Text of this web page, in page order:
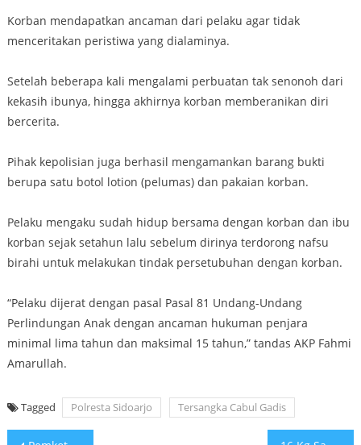
Korban mendapatkan ancaman dari pelaku agar tidak
menceritakan peristiwa yang dialaminya.
Setelah beberapa kali mengalami perbuatan tak senonoh dari
kekasih ibunya, hingga akhirnya korban memberanikan diri
bercerita.
Pihak kepolisian juga berhasil mengamankan barang bukti
berupa satu botol lotion (pelumas) dan pakaian korban.
Pelaku mengaku sudah hidup bersama dengan korban dan ibu
korban sejak setahun lalu sebelum dirinya terdorong nafsu
birahi untuk melakukan tindak persetubuhan dengan korban.
“Pelaku dijerat dengan pasal Pasal 81 Undang-Undang
Perlindungan Anak dengan ancaman hukuman penjara
minimal lima tahun dan maksimal 15 tahun,” tandas AKP Fahmi
Amarullah.
Tagged Polresta Sidoarjo Tersangka Cabul Gadis